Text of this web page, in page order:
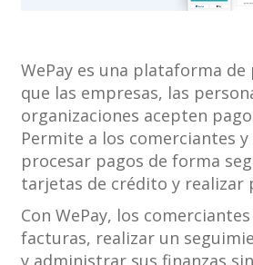
WePay es una plataforma
que las empresas, las
organizaciones acepten
Permite a los comerciantes
procesar pagos de forma
tarjetas de crédito y realizar
Con WePay, los
facturas, realizar un
y administrar sus finanzas